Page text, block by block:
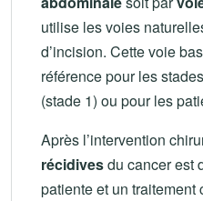
utilise les voies
d’incision. Cette voie
référence pour les
(stade 1) ou pour les
Après l’intervention
récidivesdu cancer est
patiente et un